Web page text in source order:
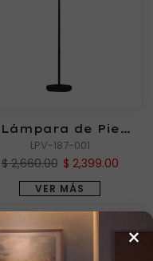
Lámpara de Pie
SASORI NG
LPV-187-001
$ 2,660.00 $ 2,399.00
VER MÁS
×